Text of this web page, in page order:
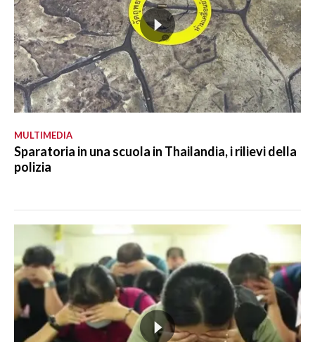
MULTIMEDIA
Sparatoria in una scuola in Thailandia, i rilievi della
polizia